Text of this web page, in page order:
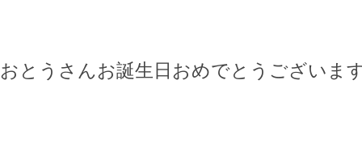
おとうさんお誕生日おめでとうございま